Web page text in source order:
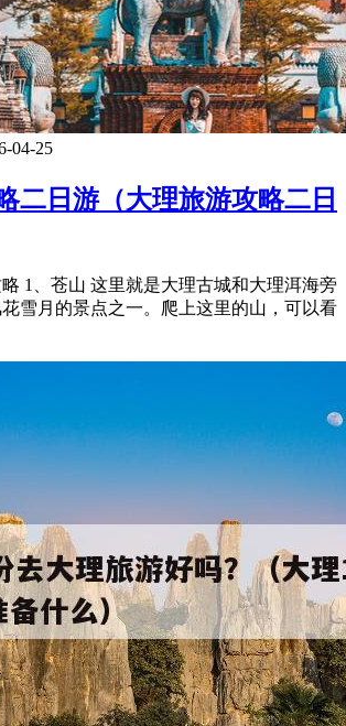
04-25
二日游（大理旅游攻略二日
1、苍山 这里就是大理古城和大理洱海旁
雪月的景点之一。爬上这里的山，可以看